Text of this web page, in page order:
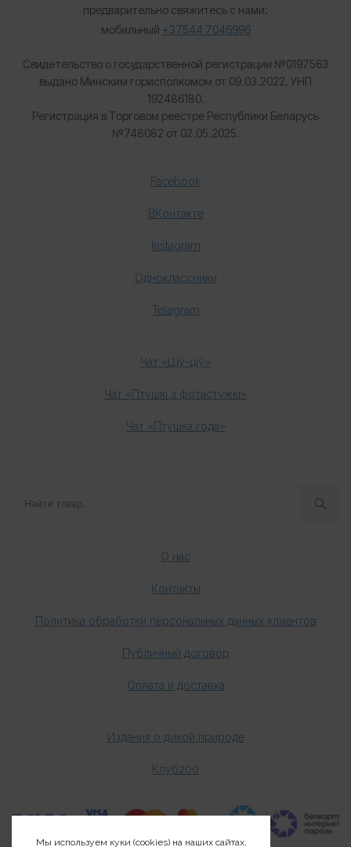
предварительно свяжитесь с нами:
мобильный +37544 7046996
Свидетельство о государственной регистрации №0197563
выдано Минским горисполкомом от 09.03.2022, УНП
192486180.
Регистрация в Торговом реестре Республики Беларусь
№748082 от 02.05.2025.
Facebook
ВКонтакте
Instagram
Одноклассники
Telegram
Чат «Ціў-ціў»
Чат «Птушкі з фотастужкі»
Чат «Птушка года»
О нас
Контакты
Политика обработки персональных данных клиентов
Публичный договор
Оплата и доставка
Издания о дикой природе
Клуб200
Мы используем куки (cookies) на наших сайтах,